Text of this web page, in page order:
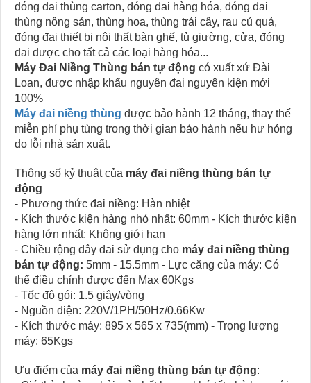
đóng đai thùng carton, đóng đai hàng hóa, đóng đai
thùng nông sản, thùng hoa, thùng trái cây, rau củ quả,
đóng đai thiết bị nội thất bàn ghế, tủ giường, cửa, đóng
đai được cho tất cả các loại hàng hóa...
Máy Đai Niềng Thùng bán tự động có xuất xứ Đài
Loan, được nhập khẩu nguyên đai nguyên kiện mới
100%
Máy đai niềng thùng được bảo hành 12 tháng, thay thế
miễn phí phụ tùng trong thời gian bảo hành nếu hư hỏng
do lỗi nhà sản xuất.
Thông số kỷ thuật của máy đai niềng thùng bán tự
động
- Phương thức đai niềng: Hàn nhiệt
- Kích thước kiện hàng nhỏ nhất: 60mm - Kích thước kiện
hàng lớn nhất: Không giới hạn
- Chiều rộng dây đai sử dụng cho máy đai niềng thùng
bán tự động: 5mm - 15.5mm - Lực căng của máy: Có
thể điều chỉnh được đến Max 60Kgs
- Tốc độ gói: 1.5 giây/vòng
- Nguồn điện: 220V/1PH/50Hz/0.66Kw
- Kích thước máy: 895 x 565 x 735(mm) - Trọng lượng
máy: 65Kgs
Ưu điểm của máy đai niềng thùng bán tự động: